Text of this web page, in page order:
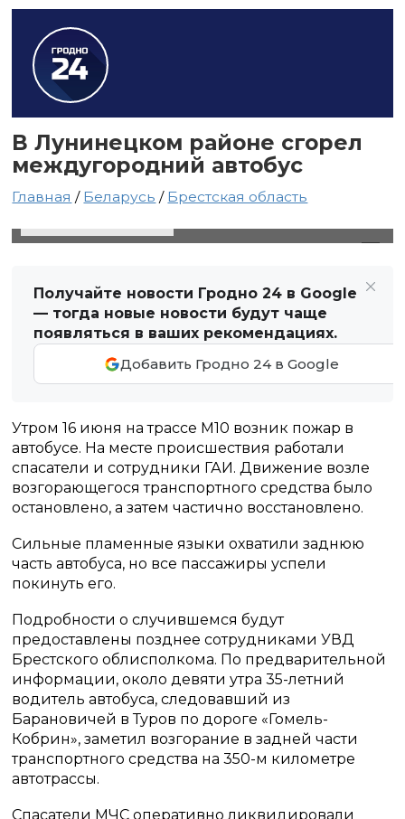
В Лунинецком районе сгорел
междугородний автобус
Главная / Беларусь / Брестская область
Получайте новости Гродно 24 в Google
— тогда новые новости будут чаще
появляться в ваших рекомендациях.
Добавить Гродно 24 в Google
Утром 16 июня на трассе М10 возник пожар в
автобусе. На месте происшествия работали
спасатели и сотрудники ГАИ. Движение возле
возгорающегося транспортного средства было
остановлено, а затем частично восстановлено.
Сильные пламенные языки охватили заднюю
часть автобуса, но все пассажиры успели
покинуть его.
Подробности о случившемся будут
предоставлены позднее сотрудниками УВД
Брестского облисполкома. По предварительной
информации, около девяти утра 35-летний
водитель автобуса, следовавший из
Барановичей в Туров по дороге «Гомель-
Кобрин», заметил возгорание в задней части
транспортного средства на 350-м километре
автотрассы.
Спасатели МЧС оперативно ликвидировали